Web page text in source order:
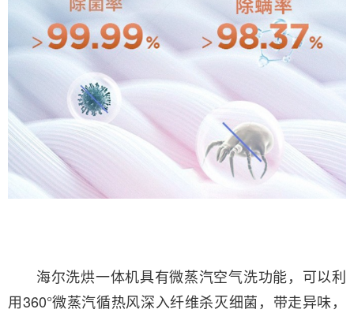
海尔洗烘一体机具有微蒸汽空气洗功能，可以利
用360°微蒸汽循热风深入纤维杀灭细菌，带走异味，